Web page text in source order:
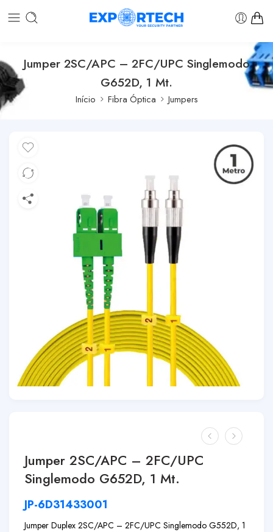
Jumper 2SC/APC – 2FC/UPC Singlemodo
G652D, 1 Mt.
Início Fibra Óptica Jumpers
Jumper 2SC/APC – 2FC/UPC
Singlemodo G652D, 1 Mt.
JP-6D31433001
Jumper Duplex 2SC/APC – 2FC/UPC Singlemodo G552D, 1